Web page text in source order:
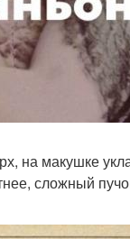
на макушке
сложный